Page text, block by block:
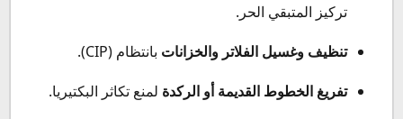
تركيز المتبقي الحر.
تنظيف وغسيل الفلاتر والخزانات بانتظام (CIP).
تفريغ الخطوط القديمة أو الركدة لمنع تكاثر البكتيريا.